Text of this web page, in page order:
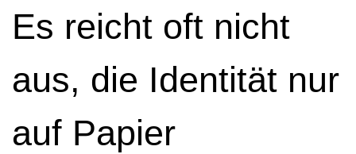
Es reicht oft nicht
aus, die Identität nur
auf Papier